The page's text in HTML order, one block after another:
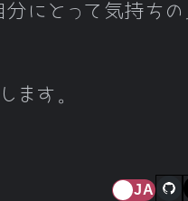
にとって気持ち
ます。
JA